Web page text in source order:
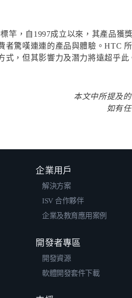
竿，自1997成立以來，其產品
者驚嘆連連的產品與體驗。HTC
式，但其影響力及潛力將遠超乎
本文中所提及
如有
企業用戶
解決方案
ISV 合作夥伴
企業及教育應用案例
開發者專區
開發資源
軟體開發套件下載